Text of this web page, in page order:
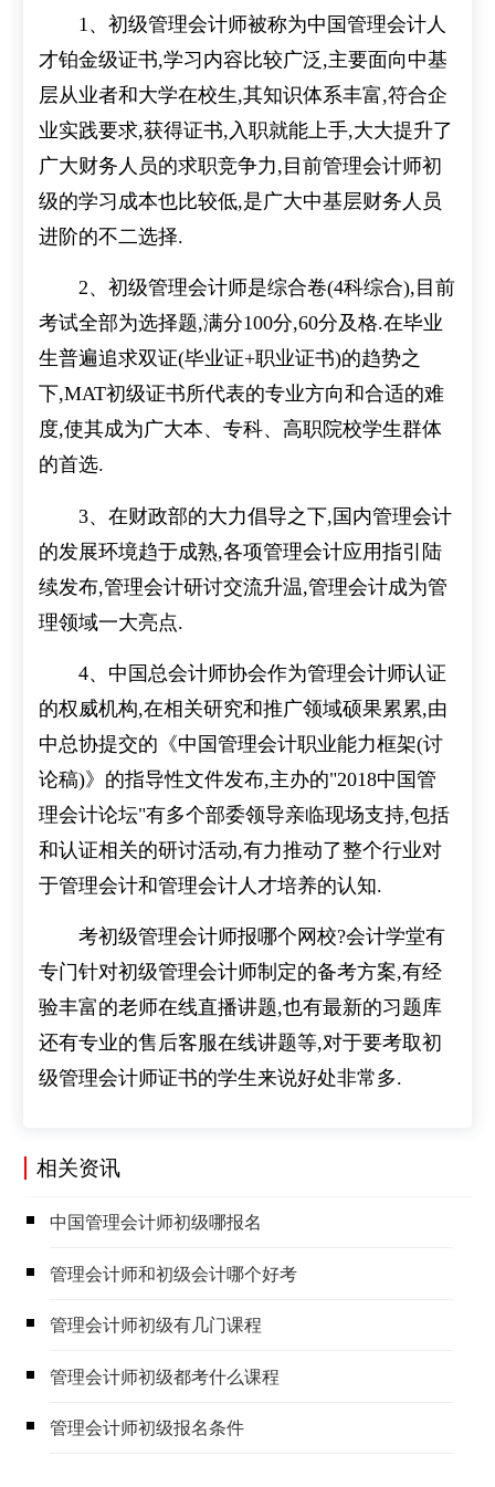
1、初级管理会计师被称为中国管理会计人
才铂金级证书,学习内容比较广泛,主要面向中基
层从业者和大学在校生,其知识体系丰富,符合企
业实践要求,获得证书,入职就能上手,大大提升了
广大财务人员的求职竞争力,目前管理会计师初
级的学习成本也比较低,是广大中基层财务人员
进阶的不二选择.
2、初级管理会计师是综合卷(4科综合),目前
考试全部为选择题,满分100分,60分及格.在毕业
生普遍追求双证(毕业证+职业证书)的趋势之
下,MAT初级证书所代表的专业方向和合适的难
度,使其成为广大本、专科、高职院校学生群体
的首选.
3、在财政部的大力倡导之下,国内管理会计
的发展环境趋于成熟,各项管理会计应用指引陆
续发布,管理会计研讨交流升温,管理会计成为管
理领域一大亮点.
4、中国总会计师协会作为管理会计师认证
的权威机构,在相关研究和推广领域硕果累累,由
中总协提交的《中国管理会计职业能力框架(讨
论稿)》的指导性文件发布,主办的"2018中国管
理会计论坛"有多个部委领导亲临现场支持,包括
和认证相关的研讨活动,有力推动了整个行业对
于管理会计和管理会计人才培养的认知.
考初级管理会计师报哪个网校?会计学堂有
专门针对初级管理会计师制定的备考方案,有经
验丰富的老师在线直播讲题,也有最新的习题库
还有专业的售后客服在线讲题等,对于要考取初
级管理会计师证书的学生来说好处非常多.
相关资讯
​中国管理会计师初级哪报名
​管理会计师和初级会计哪个好考
​管理会计师初级有几门课程
​管理会计师初级都考什么课程
​管理会计师初级报名条件